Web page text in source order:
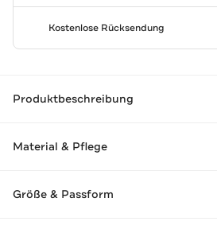
Kostenlose Rücksendung
Produktbeschreibung
Material & Pflege
Größe & Passform